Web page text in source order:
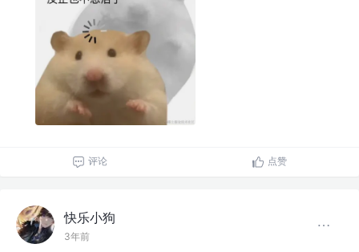
评论 点赞
快乐小狗
3年前